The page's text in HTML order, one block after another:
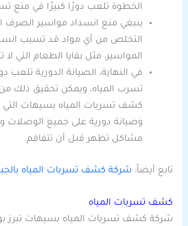
الخطوة تلعب دورًا كبيرًا في منع
ينبغي منع انسداد مواسير
التخلص من أي مواد قد تسبب
المواسير، مثل بقايا الطعام التي
في النهاية، الصيانة الدورية تلعب
تسرب المياه، ويمكن تحقيق ذلك
كشف تسربات المياه بسيهات التي
وصيانة دورية على جميع الوصلات
مشاكل تظهر قبل أن تتفاقم.
تابع أيضاً: شركة كشف تسربات المياه
كشف تسربات المياه
شركة كشف تسربات المياه بسيهات